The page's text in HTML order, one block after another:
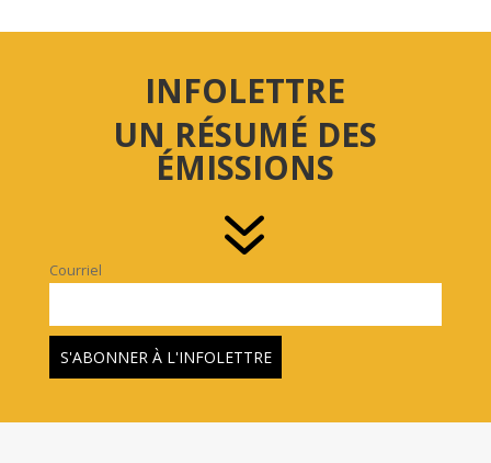
INFOLETTRE
UN RÉSUMÉ DES
ÉMISSIONS
7
Courriel